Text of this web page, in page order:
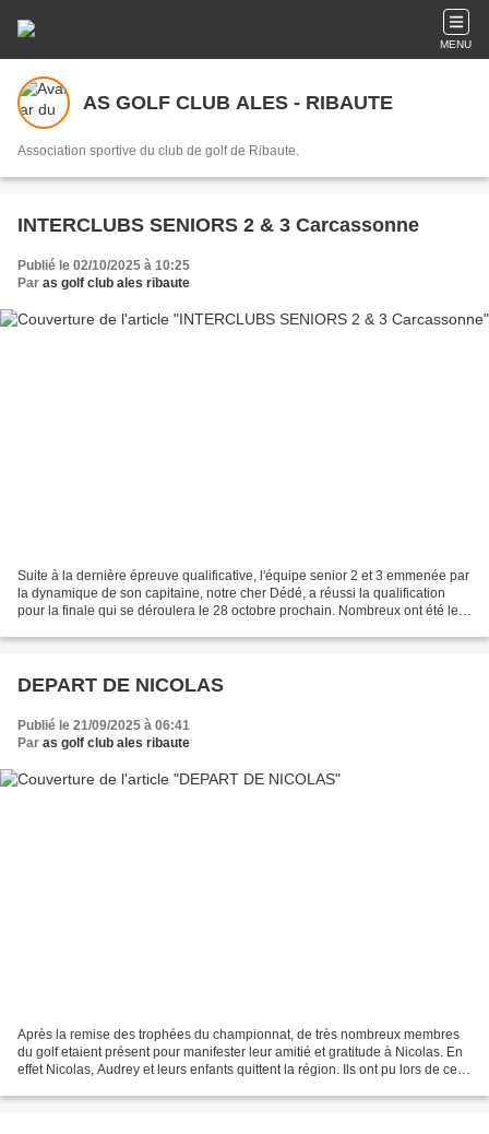
MENU
AS GOLF CLUB ALES - RIBAUTE
Association sportive du club de golf de Ribaute.
INTERCLUBS SENIORS 2 & 3 Carcassonne
Publié le 02/10/2025 à 10:25
Par as golf club ales ribaute
Suite à la dernière épreuve qualificative, l'équipe senior 2 et 3 emmenée par
la dynamique de son capitaine, notre cher Dédé, a réussi la qualification
pour la finale qui se déroulera le 28 octobre prochain. Nombreux ont été les
DEPART DE NICOLAS
Publié le 21/09/2025 à 06:41
Par as golf club ales ribaute
Après la remise des trophées du championnat, de très nombreux membres
du golf etaient présent pour manifester leur amitié et gratitude à Nicolas. En
effet Nicolas, Audrey et leurs enfants quittent la région. Ils ont pu lors de ce